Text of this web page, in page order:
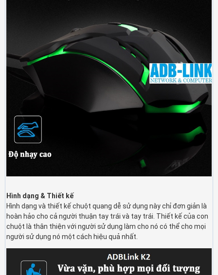
Hình dạng & Thiết kế
Hình dạng và thiết kế chuột quang dễ sử dụng này chỉ đơn giản là
hoàn hảo cho cả người thuận tay trái và tay trái. Thiết kế của con
chuột là thân thiện với người sử dụng làm cho nó có thể cho mọi
người sử dụng nó một cách hiệu quả nhất.